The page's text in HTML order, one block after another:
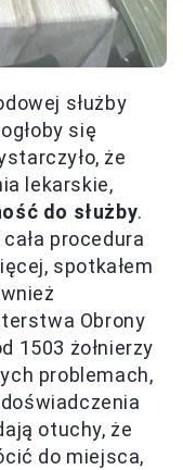
służby
się
że
lekarskie,
do służby.
procedura
spotkałem
Obrony
1503 żołnierzy
problemach,
otuchy, że
do miejsca,